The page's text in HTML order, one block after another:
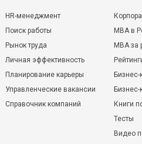
HR-менеджмент
Поиск работы
Рынок труда
Личная эффективность
Планирование карьеры
Управленческие вакансии
Справочник компаний
MBA в
MBA
Бизнес-
Книги
Тесты
Видео